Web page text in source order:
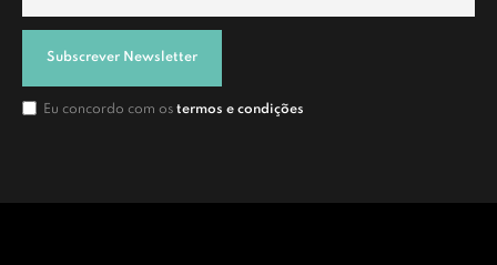
Subscrever Newsletter
Eu concordo com os termos e condições